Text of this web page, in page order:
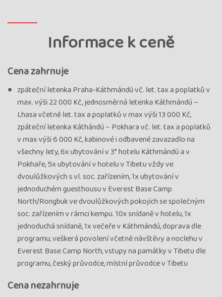
Informace k ceně
Cena zahrnuje
zpáteční letenka Praha-Káthmándú vč. let. tax a poplatků v
max. výši 22 000 Kč, jednosměrná letenka Káthmándú –
Lhasa včetně let. tax a poplatků v max výši 13 000 Kč,
zpáteční letenka Káthándú – Pokhara vč. let. tax a poplatků
v max výši 6 000 Kč, kabinové i odbavené zavazadlo na
všechny lety, 6x ubytování v 3* hotelu Káthmándú a v
Pokhaře, 5x ubytování v hotelu v Tibetu vždy ve
dvoulůžkových s vl. soc. zařízením, 1x ubytování v
jednoduchém guesthousu v Everest Base Camp
North/Rongbuk ve dvoulůžkových pokojích se společným
soc. zařízením v rámci kempu. 10x snídaně v hotelu, 1x
jednoduchá snídaně, 1x večeře v Káthmándú, doprava dle
programu, veškerá povolení včetně návštěvy a noclehu v
Everest Base Camp North, vstupy na památky v Tibetu dle
programu, český průvodce, místní průvodce v Tibetu
Cena nezahrnuje